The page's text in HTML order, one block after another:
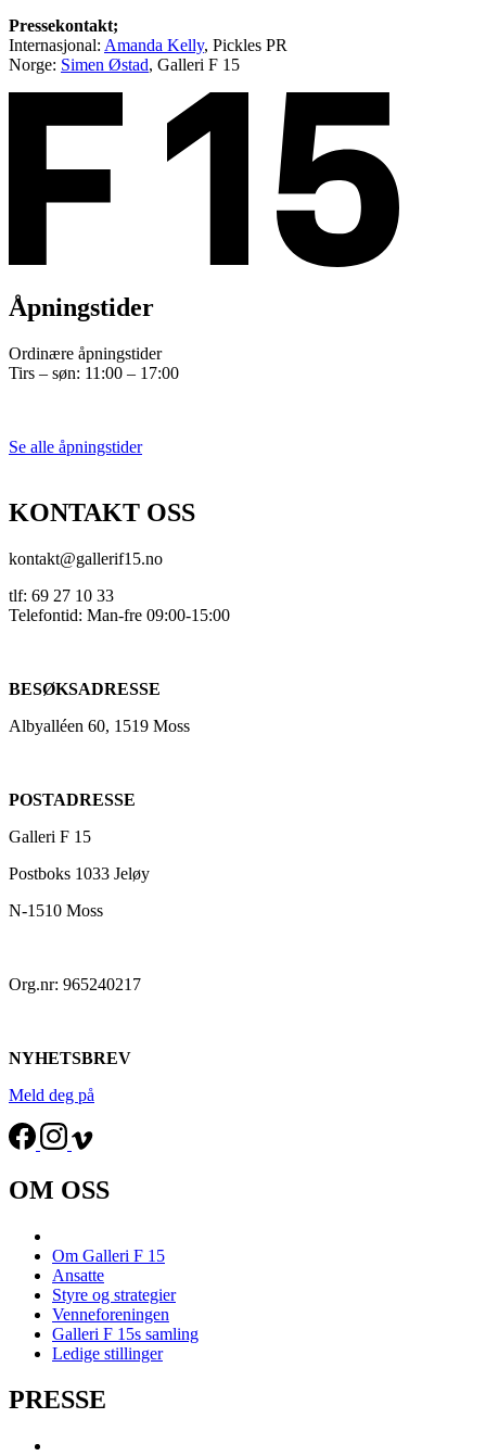
Pressekontakt;
Internasjonal: Amanda Kelly, Pickles PR
Norge: Simen Østad, Galleri F 15
Åpningstider
Ordinære åpningstider
Tirs – søn: 11:00 – 17:00
Se alle åpningstider
KONTAKT OSS
kontakt@gallerif15.no
tlf: 69 27 10 33
Telefontid: Man-fre 09:00-15:00
BESØKSADRESSE
Albyalléen 60, 1519 Moss
POSTADRESSE
Galleri F 15
Postboks 1033 Jeløy
N-1510 Moss
Org.nr: 965240217
NYHETSBREV
Meld deg på
OM OSS
Om Galleri F 15
Ansatte
Styre og strategier
Venneforeningen
Galleri F 15s samling
Ledige stillinger
PRESSE